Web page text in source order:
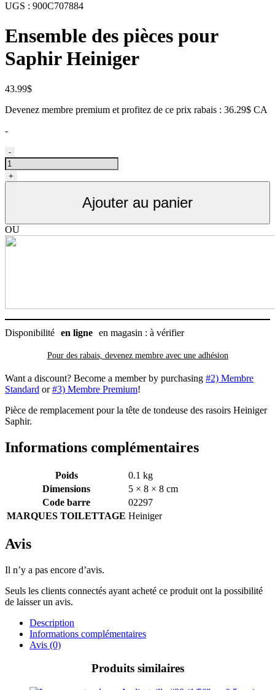
UGS : 900C707884
Ensemble des pièces pour
Saphir Heiniger
43.99$
Devenez membre premium et profitez de ce prix rabais : 36.29$ CA
-
quantité
de
Heiniger
ensemble
tête
de
-
+
Ajouter au panier
OU
Disponibilité en ligne en magasin : à vérifier
Pour des rabais, devenez membre avec une adhésion
Want a discount? Become a member by purchasing #2) Membre
Standard or#3) Membre Premium!
Pièce de remplacement pour la tête de tondeuse des rasoirs Heiniger
Saphir.
Informations complémentaires
Poids
0.1 kg
Dimensions
5 × 8 × 8 cm
Code barre
02297
MARQUES TOILETTAGE Heiniger
Avis
Il n’y a pas encore d’avis.
Seuls les clients connectés ayant acheté ce produit ont la possibilité
de laisser un avis.
Description
Informations complémentaires
Avis (0)
Produits similaires